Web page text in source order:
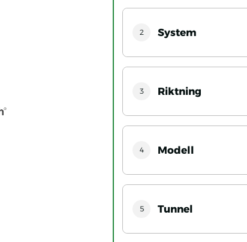
2 System
3 Riktning
4 Modell
5 Tunnel